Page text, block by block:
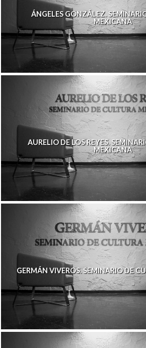
ÁNGELES GONZÁLEZ.
MEXICANA
AURELIO DE LOS REYES.
MEXICANA
GERMÁN VIVEROS. SEMINARIO DE